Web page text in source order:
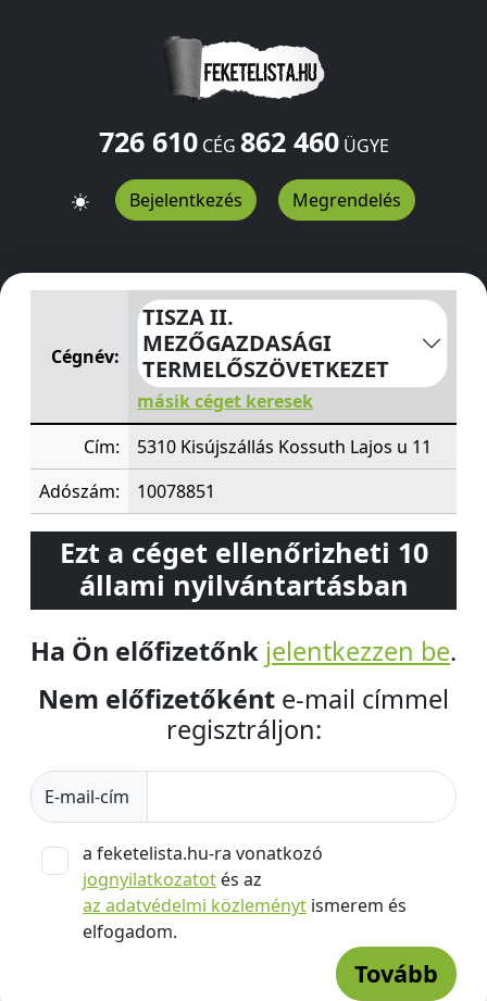
726 610CÉG 862 460ÜGYE
Bejelentkezés Megrendelés
TISZA II. MEZŐGAZDASÁGI TERMELŐSZÖVETKEZET
Cégnév:
TISZA II.
MEZŐGAZDASÁGI
TERMELŐSZÖVETKEZET
másik céget keresek
Cím:
5310 Kisújszállás Kossuth Lajos u 11
Adószám:
10078851
Ezt a céget ellenőrizheti 10
állami nyilvántartásban
Ha Ön előfizetőnk jelentkezzen be.
Nem előfizetőként e-mail címmel
regisztráljon:
E-mail-cím
a feketelista.hu-ra vonatkozó
jognyilatkozatot és az
az adatvédelmi közleményt ismerem és
elfogadom.
Tovább